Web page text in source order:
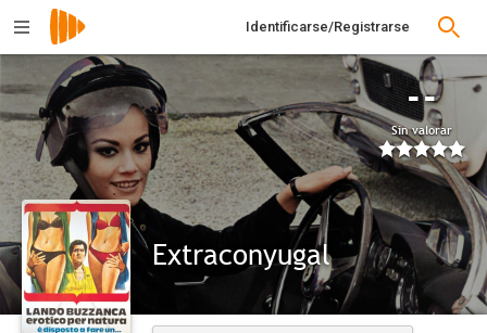
Identificarse/Registrarse
--
Sin valorar
Extraconyugal